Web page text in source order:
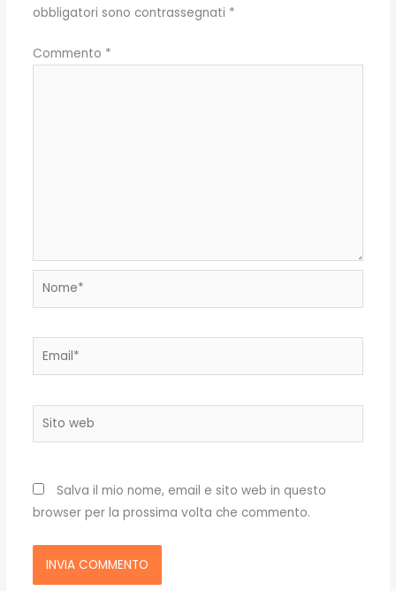
obbligatori sono contrassegnati *
Commento *
Nome*
Email*
Sito
web
Salva il mio nome, email e sito web in questo
browser per la prossima volta che commento.